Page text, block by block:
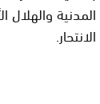
المدنية
الانتحار.